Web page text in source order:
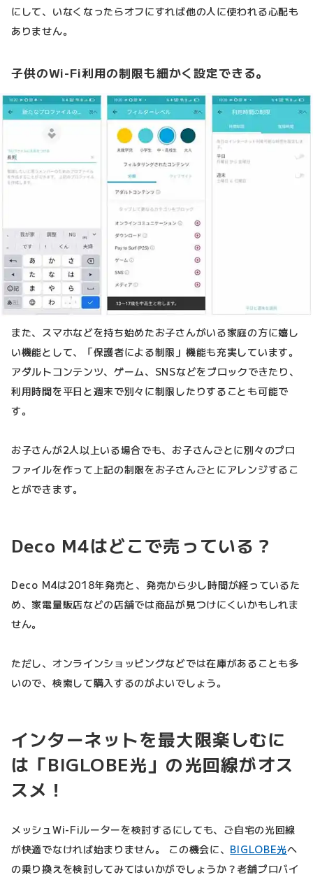
にして、いなくなったらオフにすれば他の人に使われる心配も
ありません。
子供のWi-Fi利用の制限も細かく設定できる。
また、スマホなどを持ち始めたお子さんがいる家庭の方に嬉し
い機能として、「保護者による制限」機能も充実しています。
アダルトコンテンツ、ゲーム、SNSなどをブロックできたり、
利用時間を平日と週末で別々に制限したりすることも可能で
す。
お子さんが2人以上いる場合でも、お子さんごとに別々のプロ
ファイルを作って上記の制限をお子さんごとにアレンジするこ
とができます。
Deco M4はどこで売っている？
Deco M4は2018年発売と、発売から少し時間が経っているた
め、家電量販店などの店舗では商品が見つけにくいかもしれま
せん。
ただし、オンラインショッピングなどでは在庫があることも多
いので、検索して購入するのがよいでしょう。
インターネットを最大限楽しむに
は「BIGLOBE光」の光回線がオス
スメ！
メッシュWi-Fiルーターを検討するにしても、ご自宅の光回線
が快適でなければ始まりません。 この機会に、 BIGLOBE光へ
の乗り換えを検討してみてはいかがでしょうか？老舗プロバイ